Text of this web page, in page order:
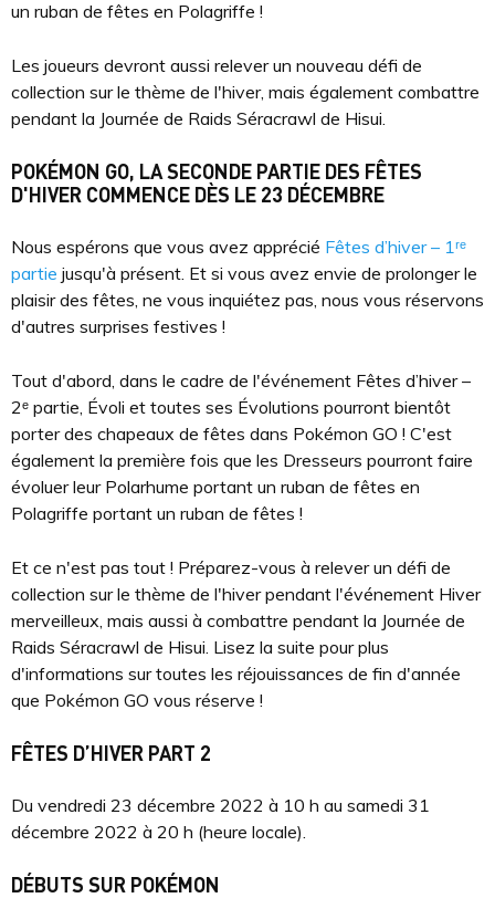
un ruban de fêtes en Polagriffe !
Les joueurs devront aussi relever un nouveau défi de
collection sur le thème de l'hiver, mais également combattre
pendant la Journée de Raids Séracrawl de Hisui.
POKÉMON GO, LA SECONDE PARTIE DES FÊTES
D'HIVER COMMENCE DÈS LE 23 DÉCEMBRE
Nous espérons que vous avez apprécié Fêtes d’hiver – 1ʳᵉ
partie jusqu'à présent. Et si vous avez envie de prolonger le
plaisir des fêtes, ne vous inquiétez pas, nous vous réservons
d'autres surprises festives !
Tout d'abord, dans le cadre de l'événement Fêtes d’hiver –
2ᵉ partie, Évoli et toutes ses Évolutions pourront bientôt
porter des chapeaux de fêtes dans Pokémon GO ! C'est
également la première fois que les Dresseurs pourront faire
évoluer leur Polarhume portant un ruban de fêtes en
Polagriffe portant un ruban de fêtes !
Et ce n'est pas tout ! Préparez-vous à relever un défi de
collection sur le thème de l'hiver pendant l'événement Hiver
merveilleux, mais aussi à combattre pendant la Journée de
Raids Séracrawl de Hisui. Lisez la suite pour plus
d'informations sur toutes les réjouissances de fin d'année
que Pokémon GO vous réserve !
FÊTES D’HIVER PART 2
Du vendredi 23 décembre 2022 à 10 h au samedi 31
décembre 2022 à 20 h (heure locale).
DÉBUTS SUR POKÉMON